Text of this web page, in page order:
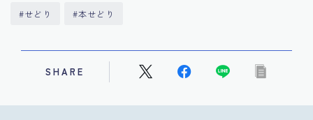
#せどり #本せどり
SHARE